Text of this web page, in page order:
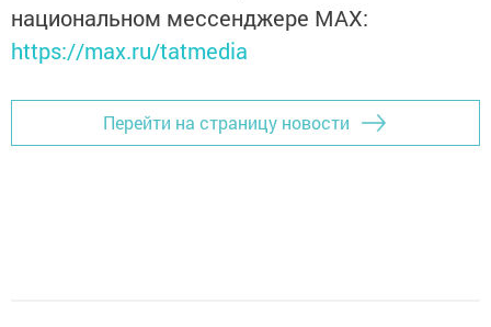
национальном мессенджере MАХ:
https://max.ru/tatmedia
Перейти на страницу новости